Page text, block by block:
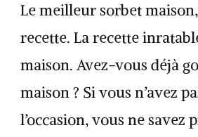
Le meilleur sorbet
recette. La recette
maison. Avez-vous déjà
maison ? Si vous n’avez
l’occasion, vous ne savez